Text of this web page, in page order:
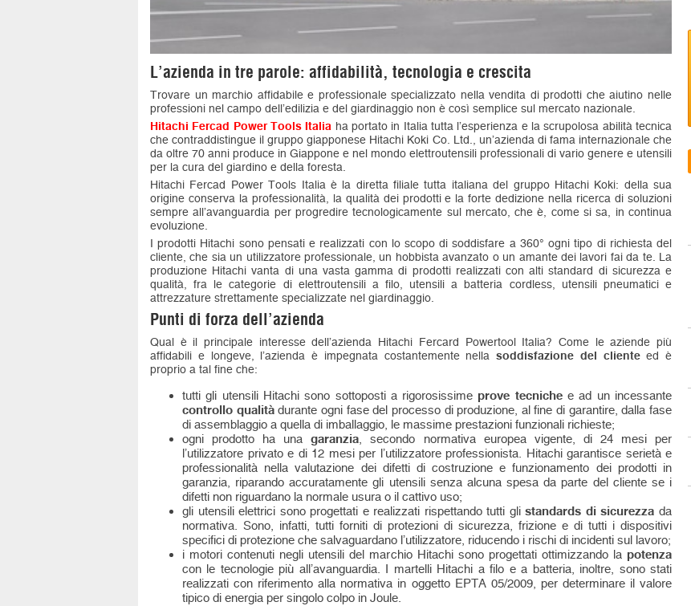
L’azienda in tre parole: affidabilità, tecnologia e crescita
Trovare un marchio affidabile e professionale specializzato nella vendita di prodotti che aiutino nelle
professioni nel campo dell’edilizia e del giardinaggio non è così semplice sul mercato nazionale.
Hitachi Fercad Power Tools Italia ha portato in Italia tutta l’esperienza e la scrupolosa abilità tecnica
che contraddistingue il gruppo giapponese Hitachi Koki Co. Ltd., un’azienda di fama internazionale che
da oltre 70 anni produce in Giappone e nel mondo elettroutensili professionali di vario genere e utensili
per la cura del giardino e della foresta.
Hitachi Fercad Power Tools Italia è la diretta filiale tutta italiana del gruppo Hitachi Koki: della sua
origine conserva la professionalità, la qualità dei prodotti e la forte dedizione nella ricerca di soluzioni
sempre all’avanguardia per progredire tecnologicamente sul mercato, che è, come si sa, in continua
evoluzione.
I prodotti Hitachi sono pensati e realizzati con lo scopo di soddisfare a 360° ogni tipo di richiesta del
cliente, che sia un utilizzatore professionale, un hobbista avanzato o un amante dei lavori fai da te. La
produzione Hitachi vanta di una vasta gamma di prodotti realizzati con alti standard di sicurezza e
qualità, fra le categorie di elettroutensili a filo, utensili a batteria cordless, utensili pneumatici e
attrezzature strettamente specializzate nel giardinaggio.
Punti di forza dell’azienda
Qual è il principale interesse dell’azienda Hitachi Fercard Powertool Italia? Come le aziende più
affidabili e longeve, l’azienda è impegnata costantemente nella soddisfazione del clienteed è
proprio a tal fine che:
tutti gli utensili Hitachi sono sottoposti a rigorosissime prove tecnichee ad un incessante
controllo qualitàdurante ogni fase del processo di produzione, al fine di garantire, dalla fase
di assemblaggio a quella di imballaggio, le massime prestazioni funzionali richieste;
ogni prodotto ha unagaranzia , secondo normativa europea vigente, di 24 mesi per
l’utilizzatore privato e di 12 mesi per l’utilizzatore professionista. Hitachi garantisce serietà e
professionalità nella valutazione dei difetti di costruzione e funzionamento dei prodotti in
garanzia, riparando accuratamente gli utensili senza alcuna spesa da parte del cliente se i
difetti non riguardano la normale usura o il cattivo uso;
gli utensili elettrici sono progettati e realizzati rispettando tutti glistandards di sicurezza da
normativa. Sono, infatti, tutti forniti di protezioni di sicurezza, frizione e di tutti i dispositivi
specifici di protezione che salvaguardano l’utilizzatore, riducendo i rischi di incidenti sul lavoro;
i motori contenuti negli utensili del marchio Hitachi sono progettati ottimizzando la potenza
con le tecnologie più all’avanguardia. I martelli Hitachi a filo e a batteria, inoltre, sono stati
realizzati con riferimento alla normativa in oggetto EPTA 05/2009, per determinare il valore
tipico di energia per singolo colpo in Joule.